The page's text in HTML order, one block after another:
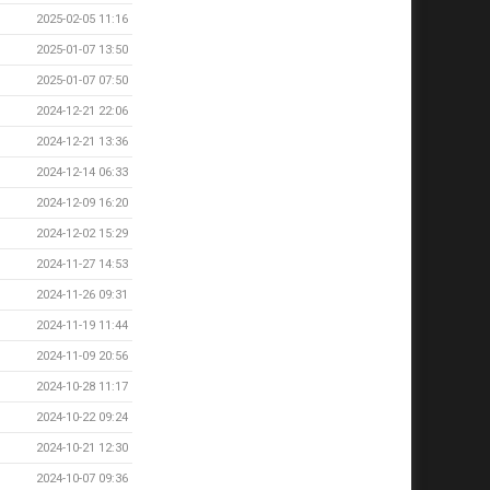
2025-02-05 11:16
2025-01-07 13:50
2025-01-07 07:50
2024-12-21 22:06
2024-12-21 13:36
2024-12-14 06:33
2024-12-09 16:20
2024-12-02 15:29
2024-11-27 14:53
2024-11-26 09:31
2024-11-19 11:44
2024-11-09 20:56
2024-10-28 11:17
2024-10-22 09:24
2024-10-21 12:30
2024-10-07 09:36